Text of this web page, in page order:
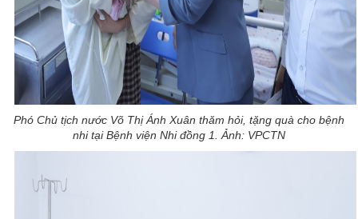
Phó Chủ tịch nước Võ Thị Ánh Xuân thăm hỏi, tặng quà cho bệnh
nhi tại Bệnh viện Nhi đồng 1. Ảnh: VPCTN